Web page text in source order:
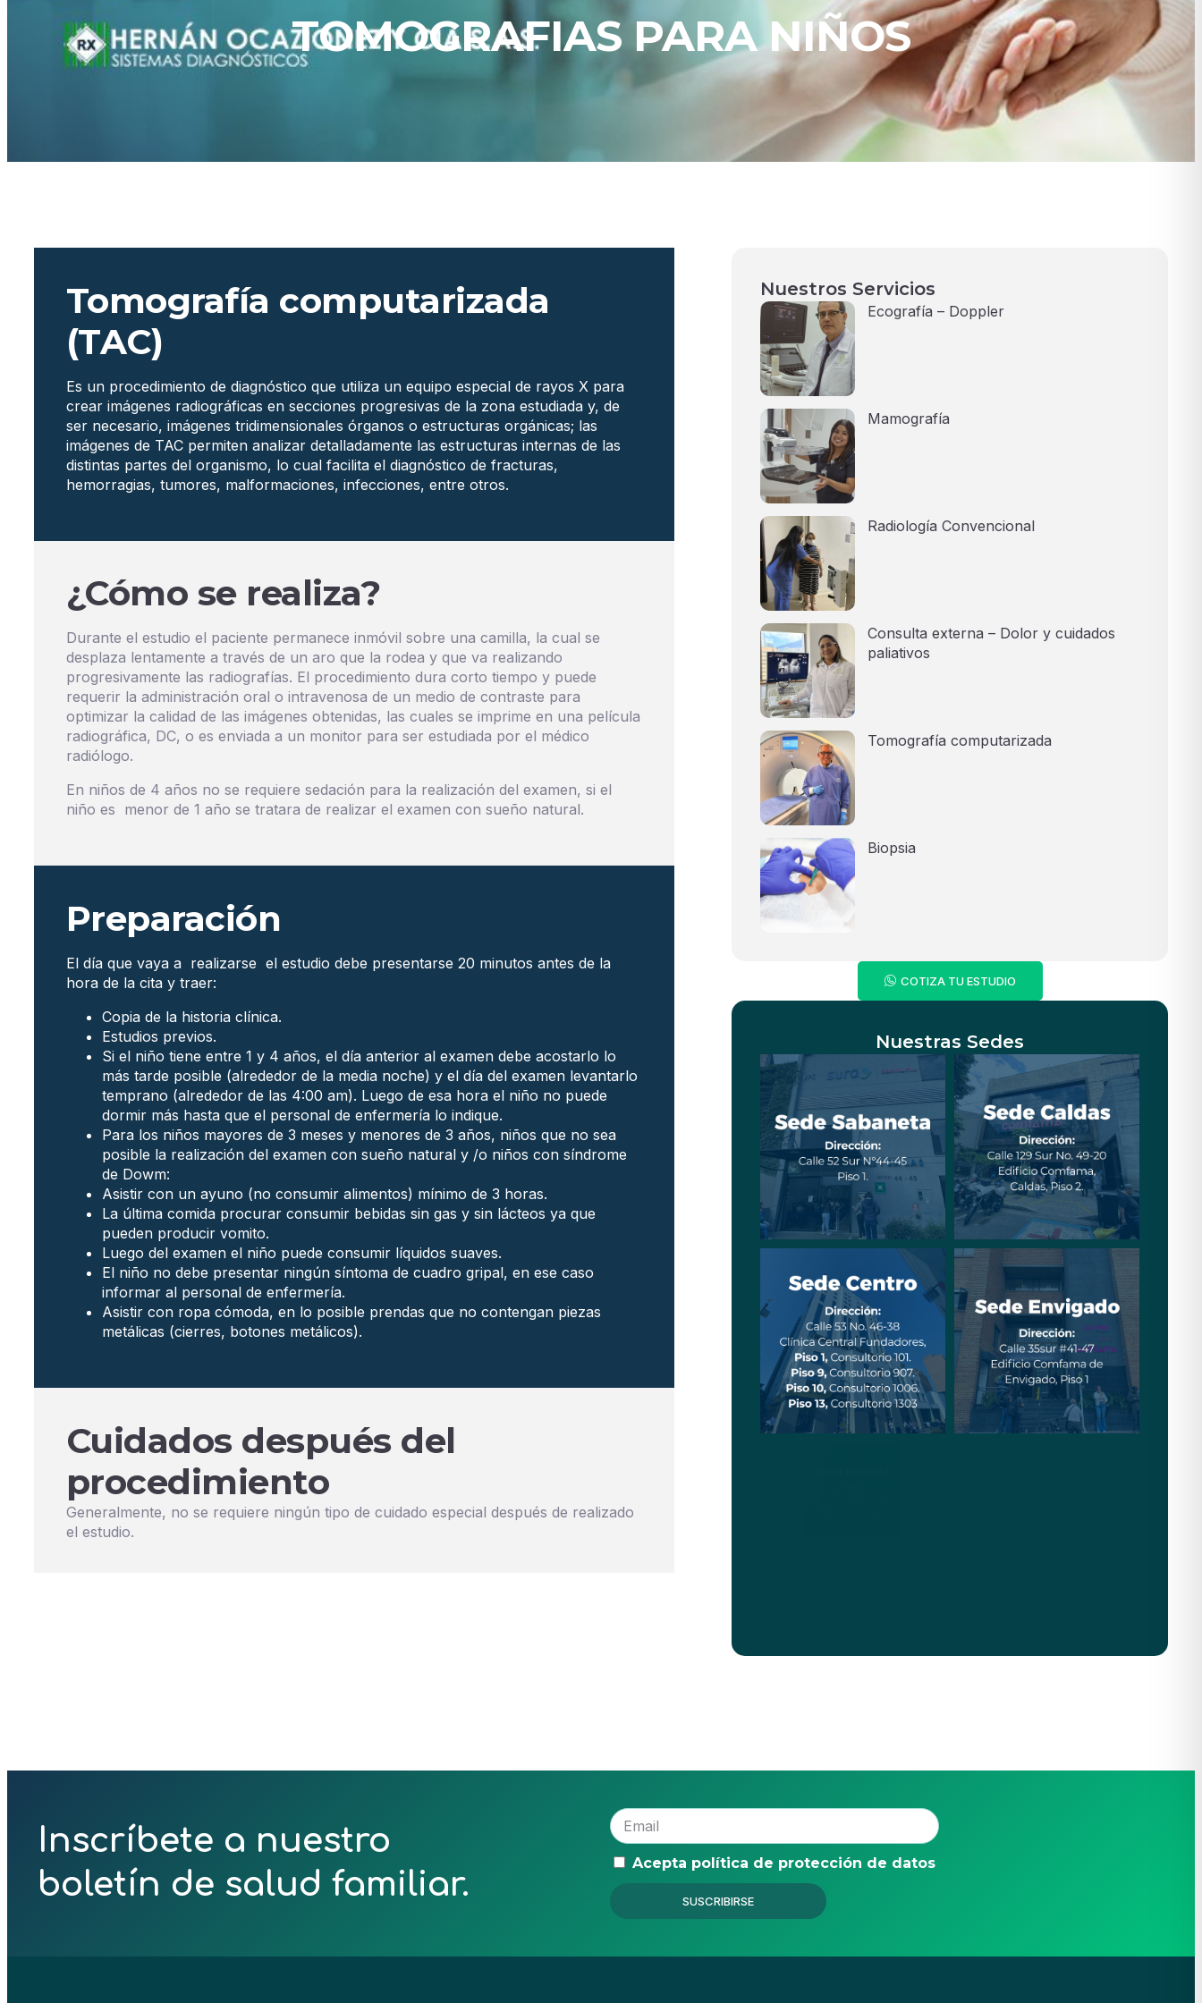
TOMOGRAFIAS PARA NIÑOS
Tomografía computarizada
(TAC)
Es un procedimiento de diagnóstico que utiliza un equipo especial de rayos X para
crear imágenes radiográficas en secciones progresivas de la zona estudiada y, de
ser necesario, imágenes tridimensionales órganos o estructuras orgánicas; las
imágenes de TAC permiten analizar detalladamente las estructuras internas de las
distintas partes del organismo, lo cual facilita el diagnóstico de fracturas,
hemorragias, tumores, malformaciones, infecciones, entre otros.
¿Cómo se realiza?
Durante el estudio el paciente permanece inmóvil sobre una camilla, la cual se
desplaza lentamente a través de un aro que la rodea y que va realizando
progresivamente las radiografías. El procedimiento dura corto tiempo y puede
requerir la administración oral o intravenosa de un medio de contraste para
optimizar la calidad de las imágenes obtenidas, las cuales se imprime en una película
radiográfica, DC, o es enviada a un monitor para ser estudiada por el médico
radiólogo.
En niños de 4 años no se requiere sedación para la realización del examen, si el
niño es menor de 1 año se tratara de realizar el examen con sueño natural.
Preparación
El día que vaya a realizarse el estudio debe presentarse 20 minutos antes de la
hora de la cita y traer:
Copia de la historia clínica.
Estudios previos.
Si el niño tiene entre 1 y 4 años, el día anterior al examen debe acostarlo lo
más tarde posible (alrededor de la media noche) y el día del examen levantarlo
temprano (alrededor de las 4:00 am). Luego de esa hora el niño no puede
dormir más hasta que el personal de enfermería lo indique.
Para los niños mayores de 3 meses y menores de 3 años, niños que no sea
posible la realización del examen con sueño natural y /o niños con síndrome
de Dowm:
Asistir con un ayuno (no consumir alimentos) mínimo de 3 horas.
La última comida procurar consumir bebidas sin gas y sin lácteos ya que
pueden producir vomito.
Luego del examen el niño puede consumir líquidos suaves.
El niño no debe presentar ningún síntoma de cuadro gripal, en ese caso
informar al personal de enfermería.
Asistir con ropa cómoda, en lo posible prendas que no contengan piezas
metálicas (cierres, botones metálicos).
Cuidados después del
procedimiento
Generalmente, no se requiere ningún tipo de cuidado especial después de realizado
el estudio.
Nuestros Servicios
Ecografía – Doppler
Mamografía
Radiología Convencional
Consulta externa – Dolor y cuidados
paliativos
Tomografía computarizada
Biopsia
COTIZA TU ESTUDIO
Nuestras Sedes
Inscríbete a nuestro
boletín de salud familiar.
Acepta política de protección de datos
SUSCRIBIRSE